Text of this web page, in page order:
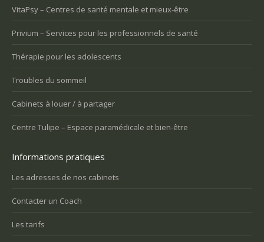
VitaPsy – Centres de santé mentale et mieux-être
Privium – Services pour les professionnels de santé
Thérapie pour les adolescents
Troubles du sommeil
Cabinets à louer / à partager
Centre Tulipe – Espace paramédicale et bien-être
Informations pratiques
Les adresses de nos cabinets
Contacter un Coach
Les tarifs